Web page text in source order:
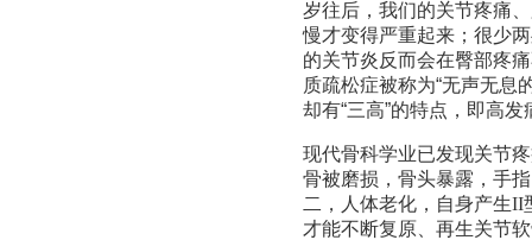
岁往后，我们的关节疼痛
慢才变得严重起来；很少
的关节炎反而会在臀部疼
质疏松症被称为“无声无息
却有“三高”的特点，即高
现代骨科学业已发现关节
骨被磨损，骨头暴露，手
二，人体老化，自身产生II
才能不断复原、再生关节